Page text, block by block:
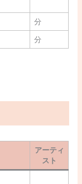
分
分
アーティ
スト